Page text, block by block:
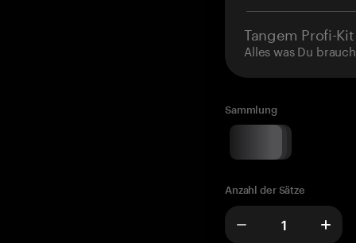
Tangem Profi-Kit
Alles was Du
Sammlung
Anzahl der Sätze